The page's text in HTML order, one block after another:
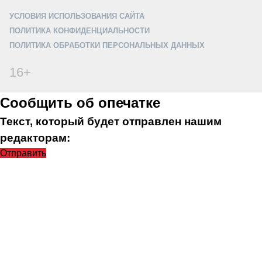
УСЛОВИЯ ИСПОЛЬЗОВАНИЯ САЙТА
ПОЛИТИКА КОНФИДЕНЦИАЛЬНОСТИ
ПОЛИТИКА ОБРАБОТКИ ПЕРСОНАЛЬНЫХ ДАННЫХ
16+
Сообщить об опечатке
Текст, который будет отправлен нашим
редакторам:
Отправить